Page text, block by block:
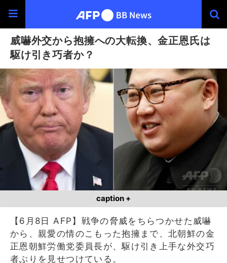
威嚇外交から抱擁への大転換、金正恩氏は
駆け引き巧者か？
caption +
【6月8日 AFP】戦争の脅威をちらつかせた威嚇
から、親愛の情のこもった抱擁まで、北朝鮮の金
正恩朝鮮労働党委員長が、駆け引き上手な外交巧
者ぶりを見せつけている。